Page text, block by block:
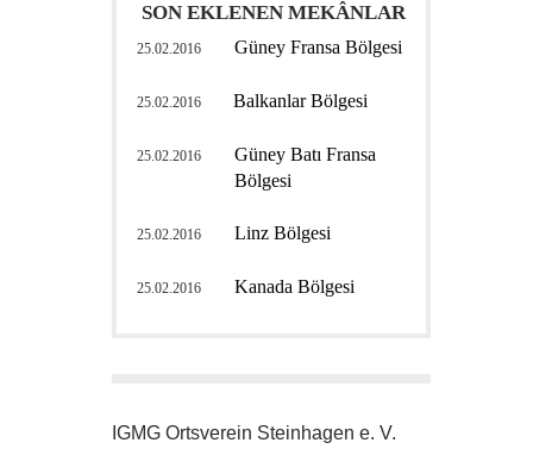
SON EKLENEN MEKÂNLAR
25.02.2016 Güney Fransa Bölgesi
25.02.2016 Balkanlar Bölgesi
25.02.2016
Güney Batı Fransa
Bölgesi
25.02.2016 Linz Bölgesi
25.02.2016 Kanada Bölgesi
IGMG Ortsverein Steinhagen e. V.